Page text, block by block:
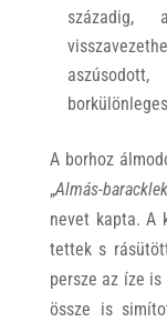
századig,
A borhoz
„Almás-
nevet kapta. A
tettek s
persze az íze
össze is